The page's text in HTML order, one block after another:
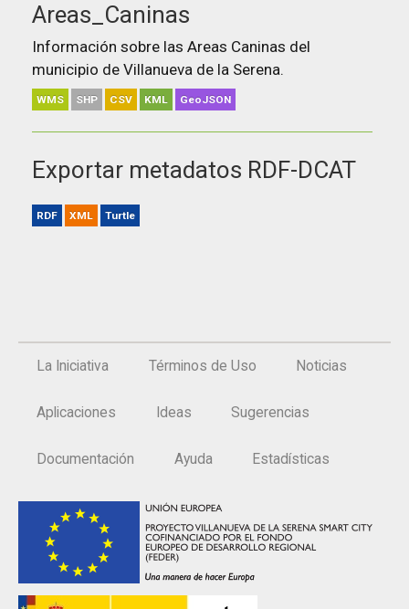
Areas_Caninas
Información sobre las Areas Caninas del
municipio de Villanueva de la Serena.
WMS SHP CSV KML GeoJSON
Exportar metadatos RDF-DCAT
RDF XML Turtle
La Iniciativa Términos de Uso Noticias
Aplicaciones Ideas Sugerencias
Documentación Ayuda Estadísticas